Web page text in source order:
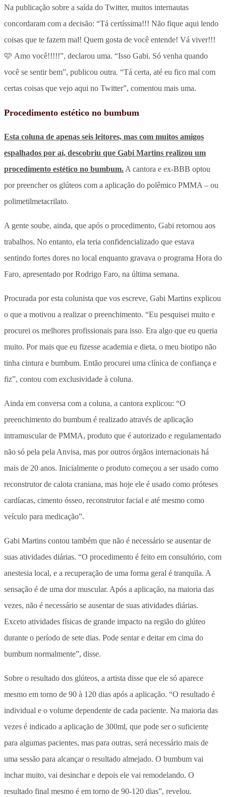
Na publicação sobre a saída do Twitter, muitos internautas
concordaram com a decisão: “Tá certíssima!!! Não fique aqui lendo
coisas que te fazem mal! Quem gosta de você entende! Vá viver!!!
🩷 Amo você!!!!!”, declarou uma. “Isso Gabi. Só venha quando
você se sentir bem”, publicou outra. “Tá certa, até eu fico mal com
certas coisas que vejo aqui no Twitter”, comentou mais uma.
Procedimento estético no bumbum
Esta coluna de apenas seis leitores, mas com muitos amigos
espalhados por aí, descobriu que Gabi Martins realizou um
procedimento estético no bumbum.A cantora e ex-BBB optou
por preencher os glúteos com a aplicação do polêmico PMMA – ou
polimetilmetacrilato.
A gente soube, ainda, que após o procedimento, Gabi retornou aos
trabalhos. No entanto, ela teria confidencializado que estava
sentindo fortes dores no local enquanto gravava o programa Hora do
Faro, apresentado por Rodrigo Faro, na última semana.
Procurada por esta colunista que vos escreve, Gabi Martins explicou
o que a motivou a realizar o preenchimento. “Eu pesquisei muito e
procurei os melhores profissionais para isso. Era algo que eu queria
muito. Por mais que eu fizesse academia e dieta, o meu biotipo não
tinha cintura e bumbum. Então procurei uma clínica de confiança e
fiz”, contou com exclusividade à coluna.
Ainda em conversa com a coluna, a cantora explicou: “O
preenchimento do bumbum é realizado através de aplicação
intramuscular de PMMA, produto que é autorizado e regulamentado
não só pela pela Anvisa, mas por outros órgãos internacionais há
mais de 20 anos. Inicialmente o produto começou a ser usado como
reconstrutor de calota craniana, mas hoje ele é usado como próteses
cardíacas, cimento ósseo, reconstrutor facial e até mesmo como
veículo para medicação”.
Gabi Martins contou também que não é necessário se ausentar de
suas atividades diárias. “O procedimento é feito em consultório, com
anestesia local, e a recuperação de uma forma geral é tranquila. A
sensação é de uma dor muscular. Após a aplicação, na maioria das
vezes, não é necessário se ausentar de suas atividades diárias.
Exceto atividades físicas de grande impacto na região do glúteo
durante o período de sete dias. Pode sentar e deitar em cima do
bumbum normalmente”, disse.
Sobre o resultado dos glúteos, a artista disse que ele só aparece
mesmo em torno de 90 à 120 dias após a aplicação. “O resultado é
individual e o volume dependente de cada paciente. Na maioria das
vezes é indicado a aplicação de 300ml, que pode ser o suficiente
para algumas pacientes, mas para outras, será necessário mais de
uma sessão para alcançar o resultado almejado. O bumbum vai
inchar muito, vai desinchar e depois ele vai remodelando. O
resultado final mesmo é em torno de 90-120 dias”, revelou.